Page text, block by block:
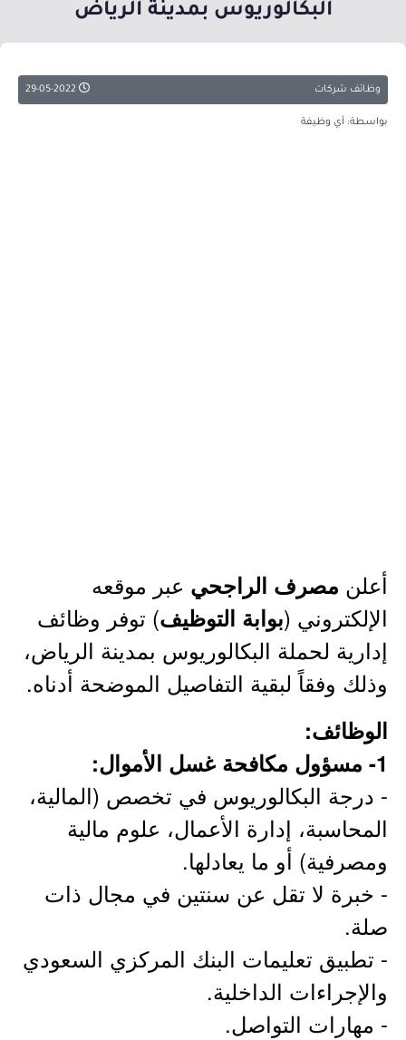
البكالوريوس بمدينة الرياض
وظائف شركات
بواسطة: أي وظيفة
أعلن مصرف الراجحي عبر موقعه
الإلكتروني (بوابة التوظيف) توفر وظائف
إدارية لحملة البكالوريوس بمدينة الرياض،
وذلك وفقاً لبقية التفاصيل الموضحة أدناه.
الوظائف:
1- مسؤول مكافحة غسل الأموال:
- درجة البكالوريوس في تخصص (المالية،
المحاسبة، إدارة الأعمال، علوم مالية
ومصرفية) أو ما يعادلها.
- خبرة لا تقل عن سنتين في مجال ذات
صلة.
- تطبيق تعليمات البنك المركزي السعودي
والإجراءات الداخلية.
- مهارات التواصل.